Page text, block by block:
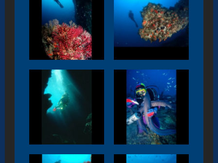
Barco de las
Gorgonias. Tarifa
Corredores. Tarifa
El-Boquete. Tarifa El Don Juan. Tarifa